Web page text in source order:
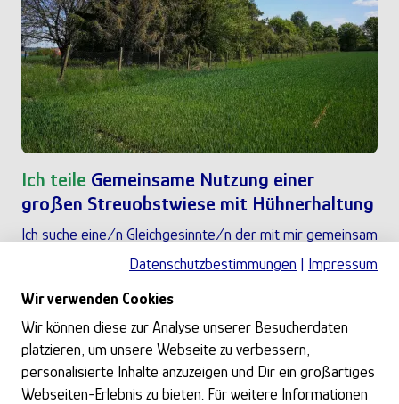
Ich teile Gemeinsame Nutzung einer
großen Streuobstwiese mit Hühnerhaltung
Ich suche eine/n Gleichgesinnte/n der mit mir gemeinsam
Datum:26.07.2026
Ort:Oberbechingen
Zur Anzeige
Datenschutzbestimmungen | Impressum
Wir verwenden Cookies
Wir können diese zur Analyse unserer Besucherdaten
platzieren, um unsere Webseite zu verbessern,
personalisierte Inhalte anzuzeigen und Dir ein großartiges
Webseiten-Erlebnis zu bieten. Für weitere Informationen